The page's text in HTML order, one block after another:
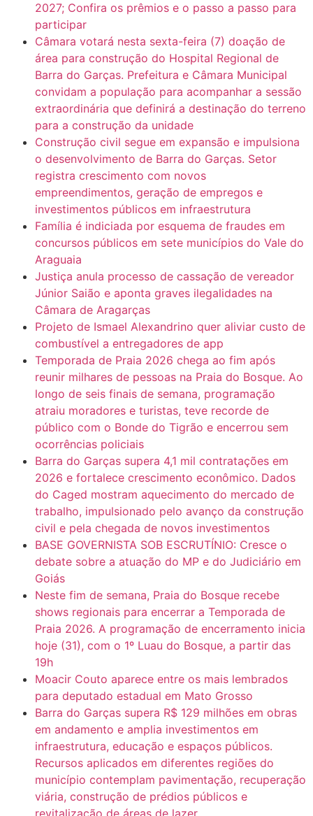
2027; Confira os prêmios e o passo a passo para
participar
Câmara votará nesta sexta-feira (7) doação de
área para construção do Hospital Regional de
Barra do Garças. Prefeitura e Câmara Municipal
convidam a população para acompanhar a sessão
extraordinária que definirá a destinação do terreno
para a construção da unidade
Construção civil segue em expansão e impulsiona
o desenvolvimento de Barra do Garças. Setor
registra crescimento com novos
empreendimentos, geração de empregos e
investimentos públicos em infraestrutura
Família é indiciada por esquema de fraudes em
concursos públicos em sete municípios do Vale do
Araguaia
Justiça anula processo de cassação de vereador
Júnior Saião e aponta graves ilegalidades na
Câmara de Aragarças
Projeto de Ismael Alexandrino quer aliviar custo de
combustível a entregadores de app
Temporada de Praia 2026 chega ao fim após
reunir milhares de pessoas na Praia do Bosque. Ao
longo de seis finais de semana, programação
atraiu moradores e turistas, teve recorde de
público com o Bonde do Tigrão e encerrou sem
ocorrências policiais
Barra do Garças supera 4,1 mil contratações em
2026 e fortalece crescimento econômico. Dados
do Caged mostram aquecimento do mercado de
trabalho, impulsionado pelo avanço da construção
civil e pela chegada de novos investimentos
BASE GOVERNISTA SOB ESCRUTÍNIO: Cresce o
debate sobre a atuação do MP e do Judiciário em
Goiás
Neste fim de semana, Praia do Bosque recebe
shows regionais para encerrar a Temporada de
Praia 2026. A programação de encerramento inicia
hoje (31), com o 1º Luau do Bosque, a partir das
19h
Moacir Couto aparece entre os mais lembrados
para deputado estadual em Mato Grosso
Barra do Garças supera R$ 129 milhões em obras
em andamento e amplia investimentos em
infraestrutura, educação e espaços públicos.
Recursos aplicados em diferentes regiões do
município contemplam pavimentação, recuperação
viária, construção de prédios públicos e